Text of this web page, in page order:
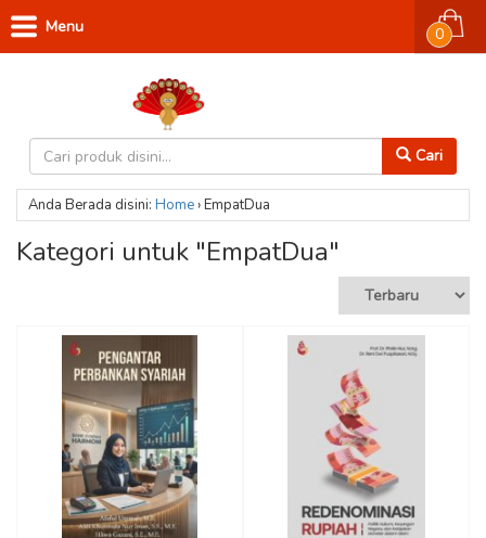
Cari
0
Menu
Anda Berada disini: Home›EmpatDua
Kategori untuk "EmpatDua"